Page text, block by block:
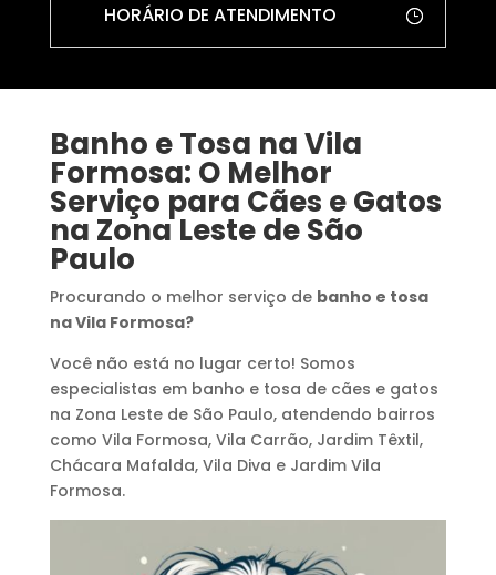
HORÁRIO DE ATENDIMENTO
Banho e Tosa na Vila
Formosa: O Melhor
Serviço para Cães e Gatos
na Zona Leste de São
Paulo
Procurando o melhor serviço de banho e tosa
na Vila Formosa?
Você não está no lugar certo! Somos
especialistas em banho e tosa de cães e gatos
na Zona Leste de São Paulo, atendendo bairros
como Vila Formosa, Vila Carrão, Jardim Têxtil,
Chácara Mafalda, Vila Diva e Jardim Vila
Formosa.